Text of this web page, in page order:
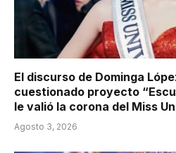
El discurso de Dominga
cuestionado proyecto
le valió la corona del Miss
Agosto 3, 2026